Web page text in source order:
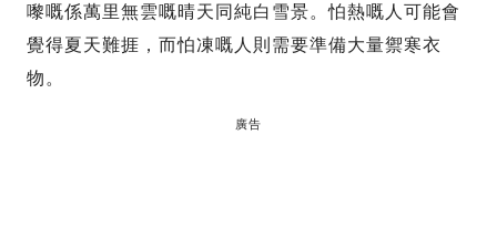
嚟嘅係萬里無雲嘅晴天同純白雪景。怕熱嘅人可能會
覺得夏天難捱，而怕凍嘅人則需要準備大量禦寒衣
物。
廣告